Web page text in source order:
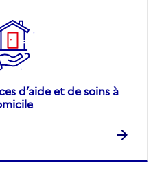
d’aide et de soins à